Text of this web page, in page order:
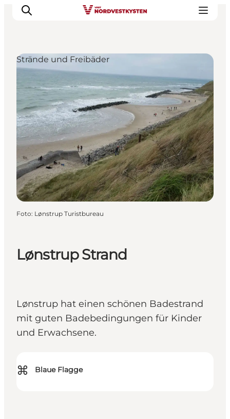
Urlaubsorte
Inspiration
Events
Unterkunft
Mach deine Urlaubsplanung
Lønstrup Strand
Lønstrup hat einen schönen Badestrand
mit guten Badebedingungen für Kinder
und Erwachsene.
⌘ Blaue Flagge
Strände und Freibäder
Foto: Lønstrup Turistbureau